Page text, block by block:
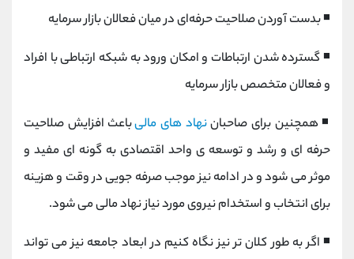
◾ بدست آوردن صلاحیت حرفه‌ای در میان فعالان بازار سرمایه
◾ گسترده شدن ارتباطات و امکان ورود به شبکه ارتباطی با افراد
و فعالان متخصص بازار سرمایه
◾ همچنین برای صاحباننهاد های مالیباعث افزایش صلاحیت
حرفه ای و رشد و توسعه ی واحد اقتصادی به گونه ای مفید و
موثر می شود و در ادامه نیز موجب صرفه‌ جویی در وقت و هزینه
برای انتخاب و استخدام نیروی مورد نیاز نهاد مالی می شود.
◾ اگر به طور کلان تر نیز نگاه کنیم در ابعاد جامعه نیز می تواند